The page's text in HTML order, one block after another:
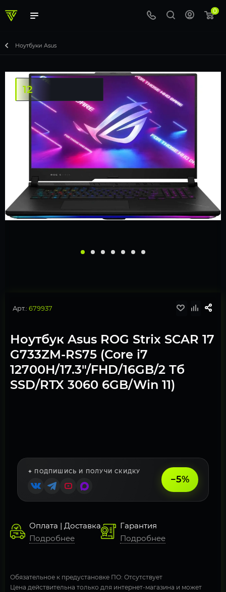
0
Ноутбуки Asus
Арт.: 679937
Ноутбук Asus ROG Strix SCAR 17
G733ZM-RS75 (Core i7
12700H/17.3"/FHD/16GB/2 Тб
SSD/RTX 3060 6GB/Win 11)
✦ ПОДПИШИСЬ И ПОЛУЧИ СКИДКУ
−5%
Оплата | Доставка
Подробнее
Гарантия
Подробнее
Обязательное к предустановке ПО: Отсутствует
Цена действительна только для интернет-магазина и может